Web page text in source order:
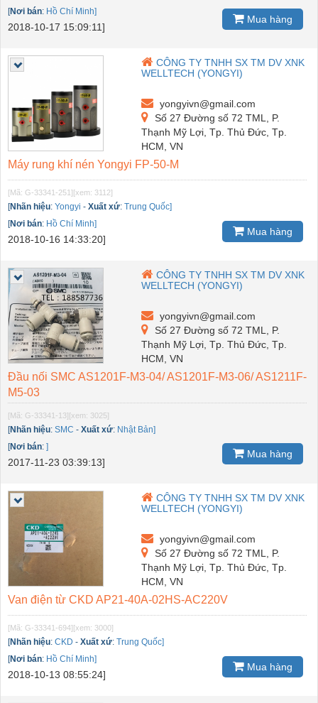
[Nơi bán: Hồ Chí Minh]
2018-10-17 15:09:11]
Mua hàng
CÔNG TY TNHH SX TM DV XNK
WELLTECH (YONGYI)
yongyivn@gmail.com
Số 27 Đường số 72 TML, P.
Thạnh Mỹ Lợi, Tp. Thủ Đức, Tp.
HCM, VN
Máy rung khí nén Yongyi FP-50-M
[Mã: G-33341-251][xem: 3112]
[Nhãn hiệu: Yongyi - Xuất xứ: Trung Quốc]
[Nơi bán: Hồ Chí Minh]
2018-10-16 14:33:20]
Mua hàng
CÔNG TY TNHH SX TM DV XNK
WELLTECH (YONGYI)
yongyivn@gmail.com
Số 27 Đường số 72 TML, P.
Thạnh Mỹ Lợi, Tp. Thủ Đức, Tp.
HCM, VN
Đầu nối SMC AS1201F-M3-04/ AS1201F-M3-06/ AS1211F-
M5-03
[Mã: G-33341-13][xem: 3025]
[Nhãn hiệu: SMC - Xuất xứ: Nhật Bản]
[Nơi bán: ]
2017-11-23 03:39:13]
Mua hàng
CÔNG TY TNHH SX TM DV XNK
WELLTECH (YONGYI)
yongyivn@gmail.com
Số 27 Đường số 72 TML, P.
Thạnh Mỹ Lợi, Tp. Thủ Đức, Tp.
HCM, VN
Van điện từ CKD AP21-40A-02HS-AC220V
[Mã: G-33341-694][xem: 3000]
[Nhãn hiệu: CKD - Xuất xứ: Trung Quốc]
[Nơi bán: Hồ Chí Minh]
2018-10-13 08:55:24]
Mua hàng